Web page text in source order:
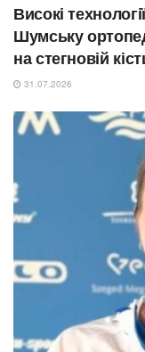
Високі
Шумську
на стегновій
31.07.2026